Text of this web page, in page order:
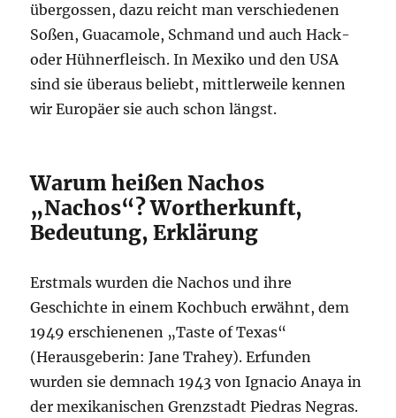
übergossen, dazu reicht man verschiedenen
Soßen, Guacamole, Schmand und auch Hack-
oder Hühnerfleisch. In Mexiko und den USA
sind sie überaus beliebt, mittlerweile kennen
wir Europäer sie auch schon längst.
Warum heißen Nachos
„Nachos“? Wortherkunft,
Bedeutung, Erklärung
Erstmals wurden die Nachos und ihre
Geschichte in einem Kochbuch erwähnt, dem
1949 erschienenen „Taste of Texas“
(Herausgeberin: Jane Trahey). Erfunden
wurden sie demnach 1943 von Ignacio Anaya in
der mexikanischen Grenzstadt Piedras Negras.